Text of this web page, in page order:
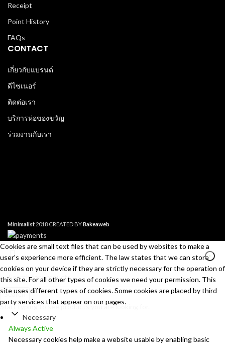
Receipt
Point History
FAQs
CONTACT
เกี่ยวกับแบรนด์
ดีไซเนอร์
ติดต่อเรา
บริการห่อของขวัญ
ร่วมงานกับเรา
Minimalist 2018 CREATED BYBakeaweb
Search
Start typing to see products you are looking for.
Cookies are small text files that can be used by websites to make a
user's experience more efficient. The law states that we can store
cookies on your device if they are strictly necessary for the operation of
this site. For all other types of cookies we need your permission. This
site uses different types of cookies. Some cookies are placed by third
party services that appear on our pages.
Necessary
Always Active
Necessary cookies help make a website usable by enabling basic